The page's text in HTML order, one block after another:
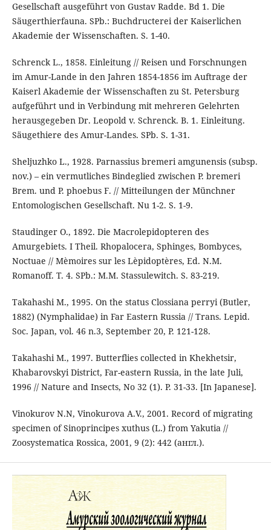
Gesellschaft ausgeführt von Gustav Radde. Bd 1. Die
Säugerthierfauna. SPb.: Buchdructerei der Kaiserlichen
Akademie der Wissenschaften. S. 1-40.
Schrenck L., 1858. Einleitung // Reisen und Forschnungen
im Amur-Lande in den Jahren 1854-1856 im Auftrage der
Kaiserl Akademie der Wissenschaften zu St. Petersburg
aufgeführt und in Verbindung mit mehreren Gelehrten
herausgegeben Dr. Leopold v. Schrenck. B. 1. Einleitung.
Säugethiere des Amur-Landes. SPb. S. 1-31.
Sheljuzhko L., 1928. Parnassius bremeri amgunensis (subsp.
nov.) – ein vermutliches Bindeglied zwischen P. bremeri
Brem. und P. phoebus F. // Mitteilungen der Münchner
Entomologischen Gesellschaft. Nu 1-2. S. 1-9.
Staudinger O., 1892. Die Macrolepidopteren des
Amurgebiets. I Theil. Rhopalocera, Sphinges, Bombyces,
Noctuae // Mèmoires sur les Lèpidoptères, Ed. N.M.
Romanoff. T. 4. SPb.: M.M. Stassulеwitch. S. 83-219.
Takahashi M., 1995. On the status Clossiana perryi (Butler,
1882) (Nymphalidae) in Far Eastern Russia // Trans. Lepid.
Soc. Japan, vol. 46 n.3, September 20, P. 121-128.
Takahashi M., 1997. Butterflies collected in Khekhetsir,
Khabarovskyi District, Far-eastern Russia, in the late Juli,
1996 // Nature and Insects, No 32 (1). P. 31-33. [In Japanese].
Vinokurov N.N, Vinokurova A.V., 2001. Record of migrating
specimen of Sinoprincipes xuthus (L.) from Yakutia //
Zoosystematica Rossica, 2001, 9 (2): 442 (англ.).